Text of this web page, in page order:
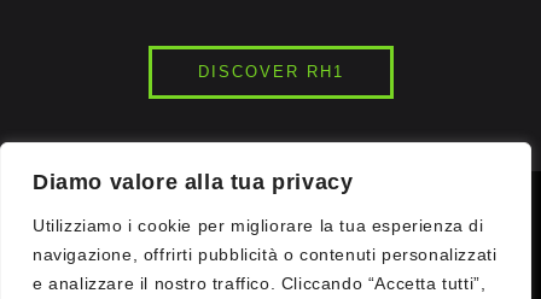
Diamo valore alla tua privacy
Utilizziamo i cookie per migliorare la tua esperienza di
navigazione, offrirti pubblicità o contenuti personalizzati
e analizzare il nostro traffico. Cliccando “Accetta tutti”,
DISCOVER RH1
KOMMUNIKATION WOW. DRONE LIGHT SHOWS | VR GAMING |